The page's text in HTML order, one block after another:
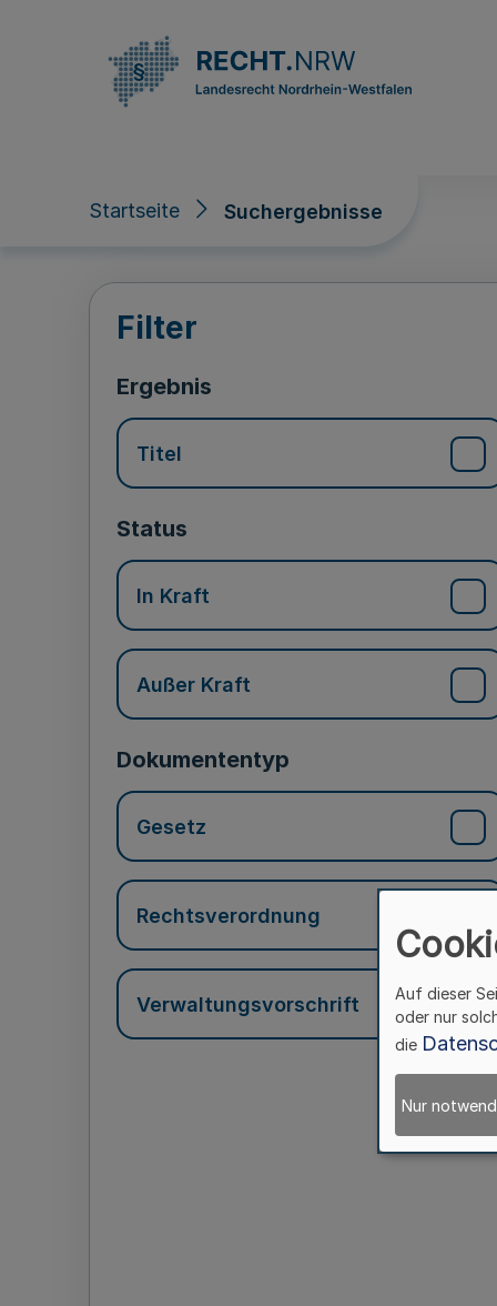
Startseite Suchergebnisse
Suchergebnisse
Filter
Ergebnis
Titel
Status
In Kraft
Außer Kraft
Dokumententyp
Gesetz
Rechtsverordnung
Verwaltungsvorschrift
Auf dieser
oder nur
die
Nur